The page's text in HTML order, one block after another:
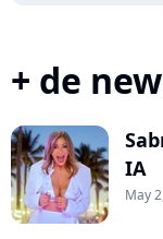
+ de
IA
May